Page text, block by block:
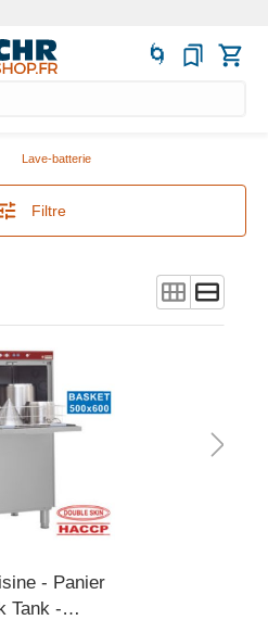
ans d'expérience
Lave-batterie
Filtre
- Panier
Tank -